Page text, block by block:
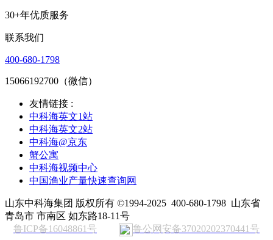
30+年优质服务
联系我们
400-680-1798
15066192700（微信）
友情链接 :
中科海英文1站
中科海英文2站
中科海@京东
蟹公寓
中科海视频中心
中国渔业产量快速查询网
山东中科海集团 版权所有 ©1994-2025 400-680-1798 山东省
青岛市 市南区 如东路18-11号
鲁ICP备16048861号
鲁公网安备37020202370441号